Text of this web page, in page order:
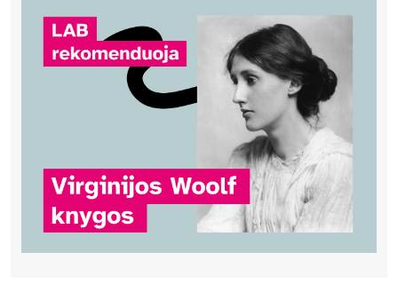
D.U.K.
+370 667 80 541
info@elvislab.lt